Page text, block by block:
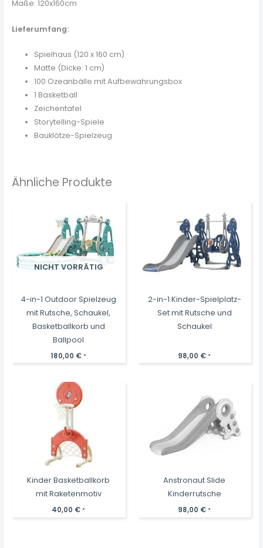
Maße: 120x160cm
Lieferumfang:
Spielhaus (120 x 160 cm)
Matte (Dicke: 1 cm)
100 Ozeanbälle mit Aufbewahrungsbox
1 Basketball
Zeichentafel
Storytelling-Spiele
Bauklötze-Spielzeug
Ähnliche Produkte
NICHT VORRÄTIG
4-in-1 Outdoor Spielzeug
mit Rutsche, Schaukel,
Basketballkorb und
Ballpool
180,00 € *
2-in-1 Kinder-Spielplatz-
Set mit Rutsche und
Schaukel
98,00 € *
Kinder Basketballkorb
mit Raketenmotiv
40,00 € *
Anstronaut Slide
Kinderrutsche
98,00 € *